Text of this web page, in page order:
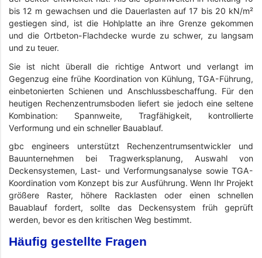
bis 12 m gewachsen und die Dauerlasten auf 17 bis 20 kN/m²
gestiegen sind, ist die Hohlplatte an ihre Grenze gekommen
und die Ortbeton-Flachdecke wurde zu schwer, zu langsam
und zu teuer.
Sie ist nicht überall die richtige Antwort und verlangt im
Gegenzug eine frühe Koordination von Kühlung, TGA-Führung,
einbetonierten Schienen und Anschlussbeschaffung. Für den
heutigen Rechenzentrumsboden liefert sie jedoch eine seltene
Kombination: Spannweite, Tragfähigkeit, kontrollierte
Verformung und ein schneller Bauablauf.
gbc engineers unterstützt Rechenzentrumsentwickler und
Bauunternehmen bei Tragwerksplanung, Auswahl von
Deckensystemen, Last- und Verformungsanalyse sowie TGA-
Koordination vom Konzept bis zur Ausführung. Wenn Ihr Projekt
größere Raster, höhere Racklasten oder einen schnellen
Bauablauf fordert, sollte das Deckensystem früh geprüft
werden, bevor es den kritischen Weg bestimmt.
Häufig gestellte Fragen